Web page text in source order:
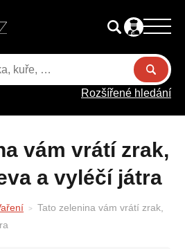
Rozšířené hledání
a vyléčí játra
Tato zelenina vám vrátí zrak,